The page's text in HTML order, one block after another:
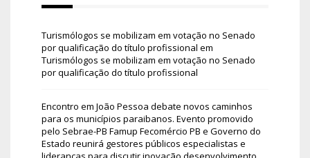
Turismólogos se mobilizam em votação no Senado
por qualificação do título profissional em
Turismólogos se mobilizam em votação no Senado
por qualificação do título profissional
Encontro em João Pessoa debate novos caminhos
para os municípios paraibanos. Evento promovido
pelo Sebrae-PB Famup Fecomércio PB e Governo do
Estado reunirá gestores públicos especialistas e